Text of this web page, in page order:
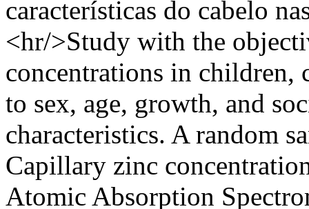
características do cabelo
<hr/>Study with the
concentrations in children,
to sex, age, growth, and
characteristics. A random
Capillary zinc
Atomic Absorption